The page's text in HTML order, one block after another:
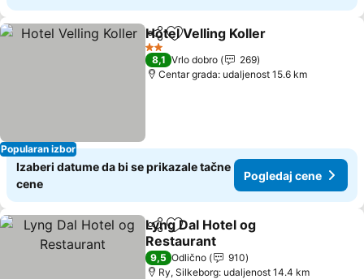
Popularan izbor
Deli Dodati u favorite
Hotel Velling Koller
2 Zvezdice
8,1 Vrlo dobro
269
Centar grada: udaljenost 15.6 km
Izaberi datume da bi se prikazale tačne
cene
Pogledaj cene
Deli Dodati u favorite
Lyng Dal Hotel og
Restaurant
Pogledaj cene
9,5 Odlično
910
Ry, Silkeborg: udaljenost 14.4 km